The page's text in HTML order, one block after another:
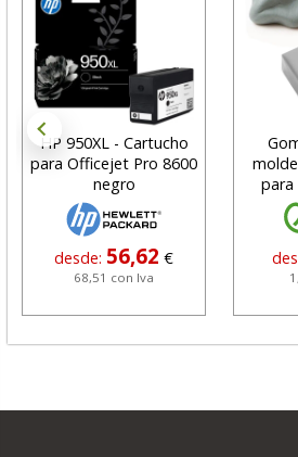
HP 950XL - Cartucho
para Officejet Pro 8600
negro
desde: 56,62 €
68,51 con Iva
para